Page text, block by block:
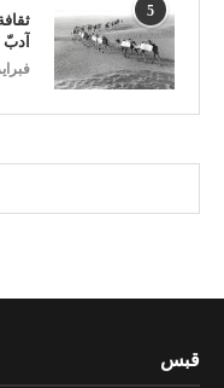
5
فبراير 9,
قبس